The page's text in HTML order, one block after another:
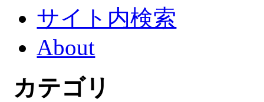
サイト内検索
About
カテゴリ